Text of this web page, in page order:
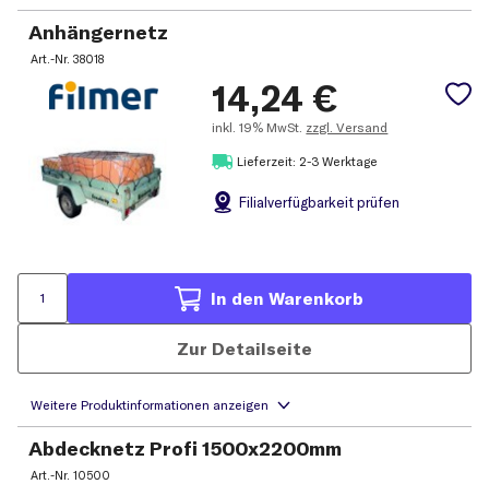
Anhängernetz
Art.-Nr.38018
14,24 €
inkl. 19% MwSt. zzgl. Versand
Lieferzeit: 2-3 Werktage
Filialverfügbarkeit prüfen
In den Warenkorb
Zur Detailseite
Abdecknetz Profi 1500x2200mm
Art.-Nr.10500